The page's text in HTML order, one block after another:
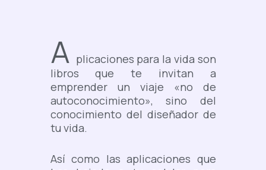
A plicaciones para la vida son
libros que te invitan a
emprender un viaje «no de
autoconocimiento», sino del
conocimiento del diseñador de
tu vida.
Así como las aplicaciones que